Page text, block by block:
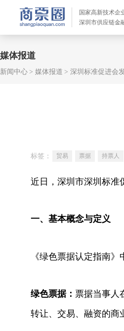
国家高新技术企
深圳市供应链金
媒体报道
新闻中心 媒体报道 深圳标准促进会
标签： 贸易 票据 持票人
近日，深圳市深圳标准
一、基本概念与定义
《绿色票据认定指南
绿色票据： 票据当事人
转让、交易、融资的商